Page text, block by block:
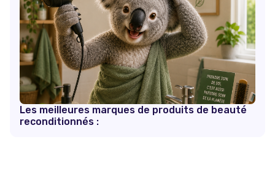
Les meilleures marques de produits de beauté
reconditionnés :